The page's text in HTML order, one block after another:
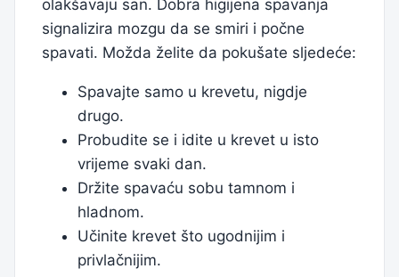
olakšavaju san. Dobra higijena spavanja
signalizira mozgu da se smiri i počne
spavati. Možda želite da pokušate sljedeće:
Spavajte samo u krevetu, nigdje
drugo.
Probudite se i idite u krevet u isto
vrijeme svaki dan.
Držite spavaću sobu tamnom i
hladnom.
Učinite krevet što ugodnijim i
privlačnijim.